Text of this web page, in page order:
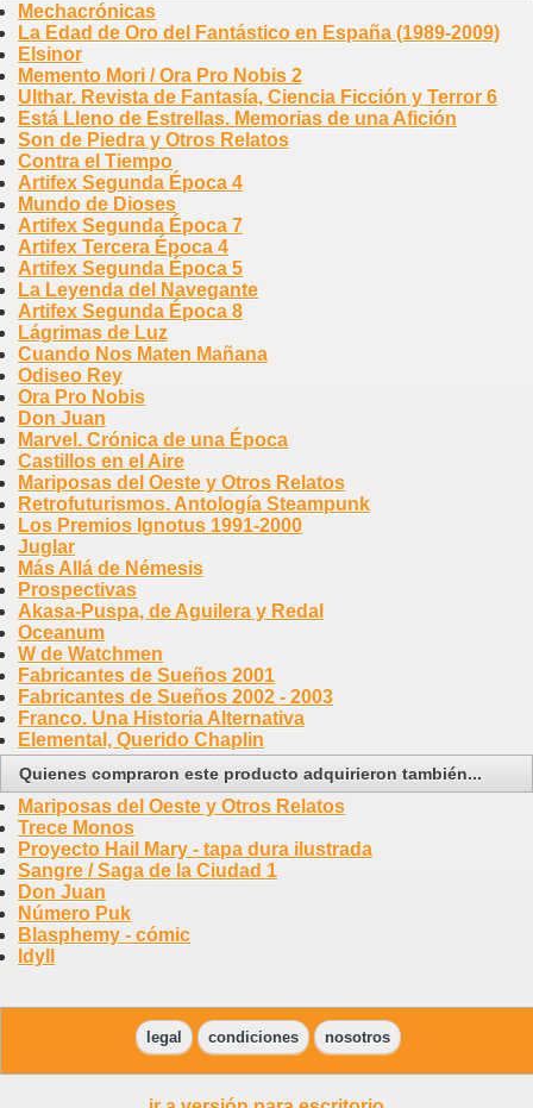
Mechacrónicas
La Edad de Oro del Fantástico en España (1989-2009)
Elsinor
Memento Mori / Ora Pro Nobis 2
Ulthar. Revista de Fantasía, Ciencia Ficción y Terror 6
Está Lleno de Estrellas. Memorias de una Afición
Son de Piedra y Otros Relatos
Contra el Tiempo
Artifex Segunda Época 4
Mundo de Dioses
Artifex Segunda Época 7
Artifex Tercera Época 4
Artifex Segunda Época 5
La Leyenda del Navegante
Artifex Segunda Época 8
Lágrimas de Luz
Cuando Nos Maten Mañana
Odiseo Rey
Ora Pro Nobis
Don Juan
Marvel. Crónica de una Época
Castillos en el Aire
Mariposas del Oeste y Otros Relatos
Retrofuturismos. Antología Steampunk
Los Premios Ignotus 1991-2000
Juglar
Más Allá de Némesis
Prospectivas
Akasa-Puspa, de Aguilera y Redal
Oceanum
W de Watchmen
Fabricantes de Sueños 2001
Fabricantes de Sueños 2002 - 2003
Franco. Una Historia Alternativa
Elemental, Querido Chaplin
Quienes compraron este producto adquirieron también...
Mariposas del Oeste y Otros Relatos
Trece Monos
Proyecto Hail Mary - tapa dura ilustrada
Sangre / Saga de la Ciudad 1
Don Juan
Número Puk
Blasphemy - cómic
Idyll
legal condiciones nosotros